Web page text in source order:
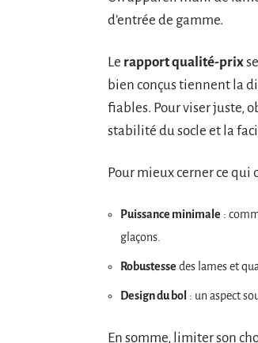
d’entrée de gamme.
Le rapport qualité-prix
bien conçus tiennent la
fiables. Pour viser juste,
stabilité du socle et la
Pour mieux cerner ce qui
Puissance minimale :
glaçons.
Robustesse des lames et
Design du bol : un aspect
En somme, limiter son